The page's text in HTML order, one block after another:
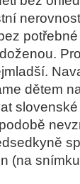
dětem
(na